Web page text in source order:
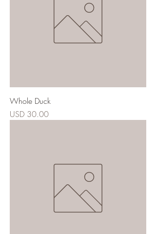
Whole Duck
Precio
USD 30.00